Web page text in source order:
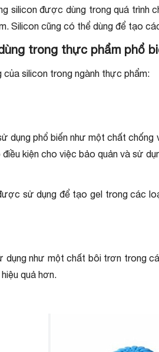
silicon được dùng trong quá trình
Silicon cũng có thể dùng để tạo
trong thực phẩm phổ
silicon trong ngành thực phẩm:
dụng phổ biến như một chất
kiện cho việc bảo quản và sử
sử dụng để tạo gel trong các
như một chất bôi trơn trong
quả hơn.